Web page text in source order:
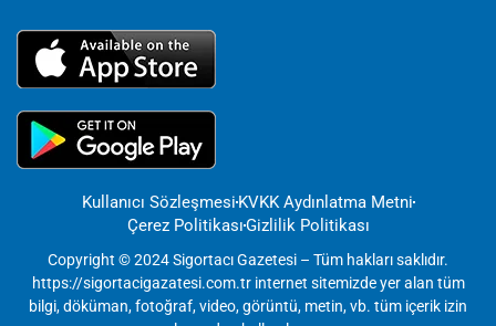
Kullanıcı SözleşmesiKVKK Aydınlatma Metni
Çerez PolitikasıGizlilik Politikası
Copyright © 2024 Sigortacı Gazetesi – Tüm hakları saklıdır.
https://sigortacigazatesi.com.tr internet sitemizde yer alan tüm
bilgi, döküman, fotoğraf, video, görüntü, metin, vb. tüm içerik izin